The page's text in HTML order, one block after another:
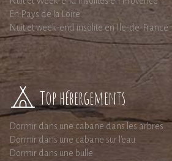
En Pays de la Loire
Nuit et week-end insolite en Ile-de-France
Top hébergements
Dormir dans une cabane dans les arbres
Dormir dans une cabane sur l'eau
Dormir dans une bulle